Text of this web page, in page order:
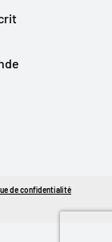
de confidentialité